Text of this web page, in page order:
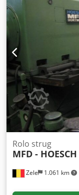
Zele 1.061 km
Rolo strug
MFD - HOESCH